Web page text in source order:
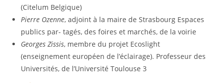
(Citelum Belgique)
Pierre Ozenne, adjoint à la maire de Strasbourg Espaces
publics par- tagés, des foires et marchés, de la voirie
Georges Zissis, membre du projet Ecoslight
(enseignement européen de l’éclairage). Professeur des
Universités, de l’Université Toulouse 3